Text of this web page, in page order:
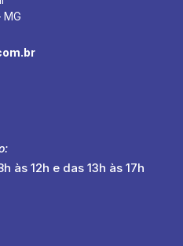
às 12h e das 13h às 17h